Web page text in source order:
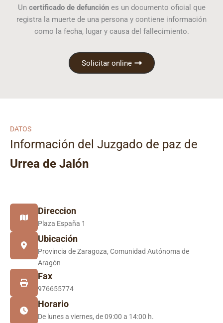
Un certificado de defunciónes un documento oficial que
registra la muerte de una persona y contiene información
como la fecha, lugar y causa del fallecimiento.
Solicitar online
DATOS
Información del Juzgado de paz de
Urrea de Jalón
Direccion
Plaza España 1
Ubicación
Provincia de Zaragoza, Comunidad Autónoma de
Aragón
Fax
976655774
Horario
De lunes a viernes, de 09:00 a 14:00 h.